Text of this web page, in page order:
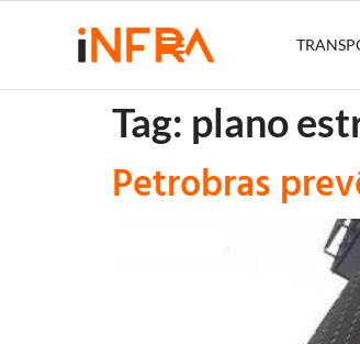
Tag: plano
Petrobras